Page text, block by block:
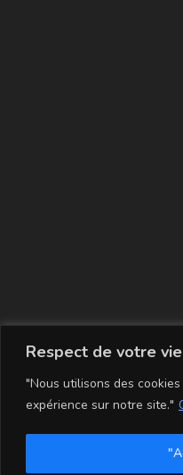
Respect de votre
"Nous utilisons des
expérience sur notre site."
La carte